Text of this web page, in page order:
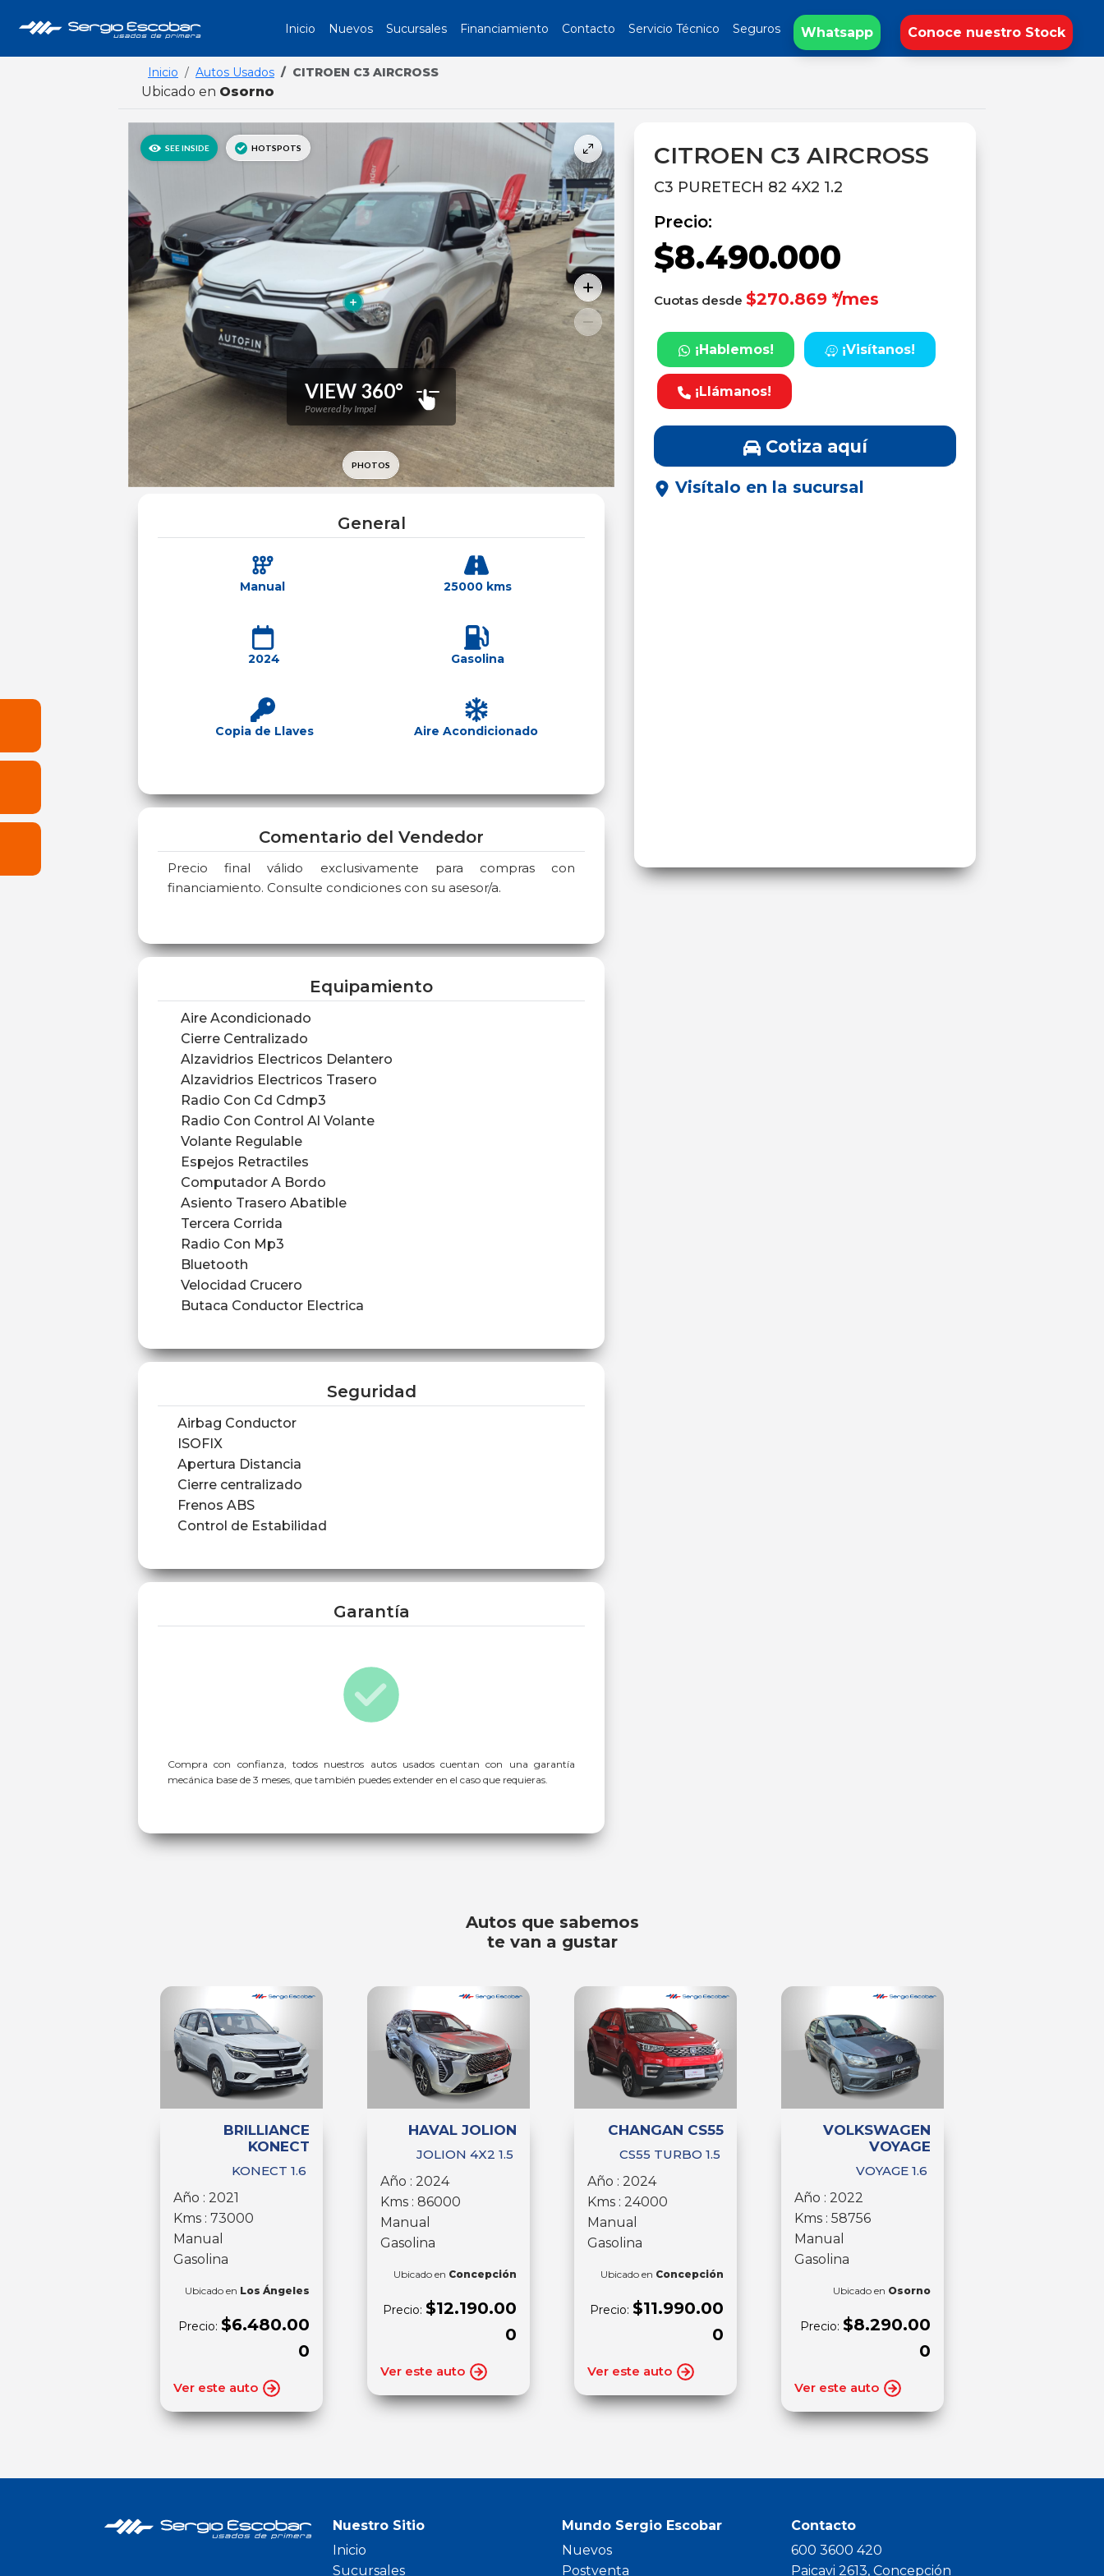
Inicio Nuevos Sucursales Financiamiento Contacto Servicio Técnico Seguros Whatsapp Conoce nuestro Stock
Inicio Autos Usados CITROEN C3 AIRCROSS
Ubicado en Osorno
General
Manual 25000 kms
2024 Gasolina
Copia de Llaves Aire Acondicionado
Comentario del Vendedor
Precio final válido exclusivamente para compras con
financiamiento. Consulte condiciones con su asesor/a.
Equipamiento
Aire Acondicionado
Cierre Centralizado
Alzavidrios Electricos Delantero
Alzavidrios Electricos Trasero
Radio Con Cd Cdmp3
Radio Con Control Al Volante
Volante Regulable
Espejos Retractiles
Computador A Bordo
Asiento Trasero Abatible
Tercera Corrida
Radio Con Mp3
Bluetooth
Velocidad Crucero
Butaca Conductor Electrica
Seguridad
Airbag Conductor
ISOFIX
Apertura Distancia
Cierre centralizado
Frenos ABS
Control de Estabilidad
Garantía
Compra con confianza, todos nuestros autos usados cuentan con una garantía
mecánica base de 3 meses, que también puedes extender en el caso que requieras.
CITROEN C3 AIRCROSS
C3 PURETECH 82 4X2 1.2
Precio:
$8.490.000
Cuotas desde $270.869 */mes
¡Hablemos! ¡Visítanos!
¡Llámanos!
Cotiza aquí
Visítalo en la sucursal
Autos que sabemos
te van a gustar
BRILLIANCE
KONECT
KONECT 1.6
Año : 2021
Kms : 73000
Manual
Gasolina
Ubicado en Los Ángeles
Precio: $6.480.00
0
Ver este auto
HAVAL JOLION
JOLION 4X2 1.5
Año : 2024
Kms : 86000
Manual
Gasolina
Ubicado en Concepción
Precio: $12.190.00
0
Ver este auto
CHANGAN CS55
CS55 TURBO 1.5
Año : 2024
Kms : 24000
Manual
Gasolina
Ubicado en Concepción
Precio: $11.990.00
0
Ver este auto
VOLKSWAGEN
VOYAGE
VOYAGE 1.6
Año : 2022
Kms : 58756
Manual
Gasolina
Ubicado en Osorno
Precio: $8.290.00
0
Ver este auto
Nuestro Sitio
Inicio
Sucursales
Mundo Sergio Escobar
Nuevos
Postventa
Contacto
600 3600 420
Paicavi 2613, Concepción